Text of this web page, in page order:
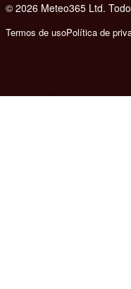
© 2026 Meteo365 Ltd.
Termos de usoPolítica de